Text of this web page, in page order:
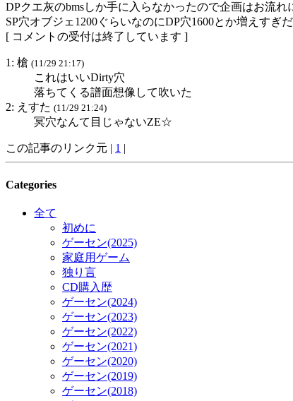
DPクエ灰のbmsしか手に入らなかったので企画はお流れ
SP穴オブジェ1200ぐらいなのにDP穴1600とか増えすぎ
[ コメントの受付は終了しています ]
1: 槍 (11/29 21:17)
これはいいDirty穴
落ちてくる譜面想像して吹いた
2: えすた (11/29 21:24)
冥穴なんて目じゃないZE☆
この記事のリンク元 | 1 |
Categories
全て
初めに
ゲーセン(2025)
家庭用ゲーム
独り言
CD購入歴
ゲーセン(2024)
ゲーセン(2023)
ゲーセン(2022)
ゲーセン(2021)
ゲーセン(2020)
ゲーセン(2019)
ゲーセン(2018)